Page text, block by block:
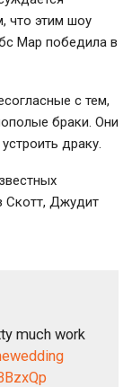
что этим шоу
Мар победила в
с тем,
браки. Они
драку.
Скотт, Джудит
much work